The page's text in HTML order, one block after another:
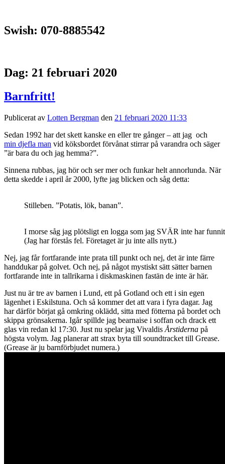
Swish: 070-8885542
Dag: 21 februari 2020
Barnfritt!
Publicerat av Lotten Bergman den 21 februari 2020 11:33
Sedan 1992 har det skett kanske en eller tre gånger – att jag och
min djefla man vid köksbordet förvånat stirrar på varandra och säger
”är bara du och jag hemma?”.
Sinnena rubbas, jag hör och ser mer och funkar helt annorlunda. När
detta skedde i april år 2000, lyfte jag blicken och såg detta:
Stilleben. ”Potatis, lök, banan”.
I morse såg jag plötsligt en logga som jag SVÄR inte har
(Jag har förstås fel. Företaget är ju inte alls nytt.)
Nej, jag får fortfarande inte prata till punkt och nej, det är inte färre
handdukar på golvet. Och nej, på något mystiskt sätt sätter barnen
fortfarande inte in tallrikarna i diskmaskinen fastän de inte är här.
Just nu är tre av barnen i Lund, ett på Gotland och ett i sin egen
lägenhet i Eskilstuna. Och så kommer det att vara i fyra dagar. Jag
har därför börjat gå omkring oklädd, sitta med fötterna på bordet och
skippa grönsakerna. Igår spillde jag bearnaise i soffan och drack ett
glas vin redan kl 17:30. Just nu spelar jag Vivaldis Årstiderna på
högsta volym. Jag planerar att strax byta till soundtracket till Grease.
(Grease är ju barnförbjudet numera.)